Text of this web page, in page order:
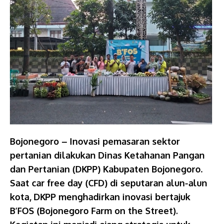
Bojonegoro – Inovasi pemasaran sektor
pertanian dilakukan Dinas Ketahanan Pangan
dan Pertanian (DKPP) Kabupaten Bojonegoro.
Saat car free day (CFD) di seputaran alun-alun
kota, DKPP menghadirkan inovasi bertajuk
B’FOS (Bojonegoro Farm on the Street).